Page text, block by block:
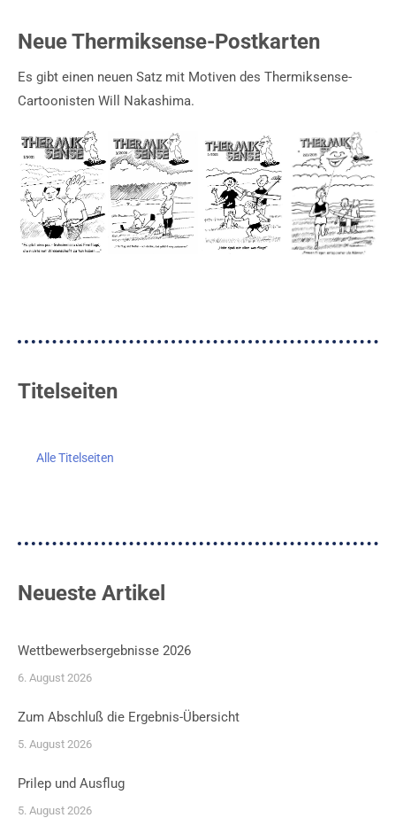
Neue Thermiksense-Postkarten
Es gibt einen neuen Satz mit Motiven des Thermiksense-
Cartoonisten Will Nakashima.
Titelseiten
Alle Titelseiten
Neueste Artikel
Wettbewerbsergebnisse 2026
6. August 2026
Zum Abschluß die Ergebnis-Übersicht
5. August 2026
Prilep und Ausflug
5. August 2026